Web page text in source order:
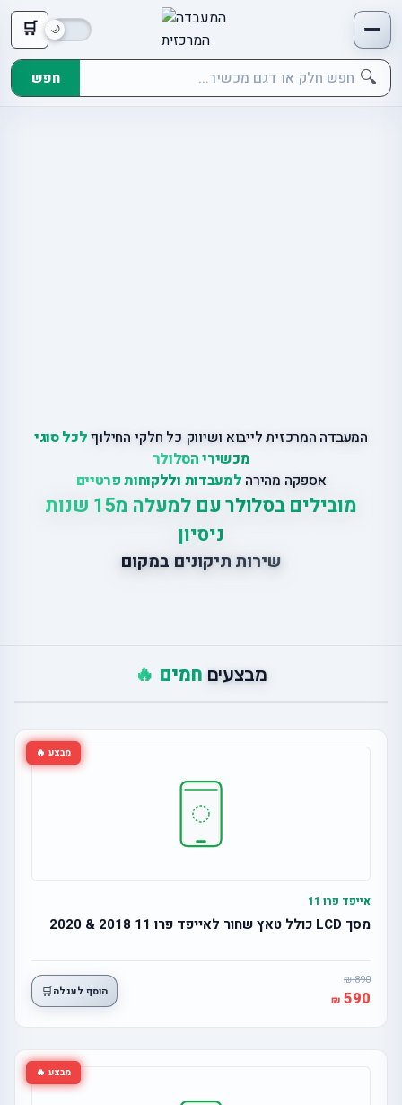
🛒
🔍 חפש
המעבדה המרכזית לייבוא ושיווק כל חלקי החילוףלכל סוגי
מכשירי הסלולר
אספקה מהירה למעבדות וללקוחות פרטיים
מובילים בסלולר עם למעלה מ15 שנות
ניסיון
שירות תיקונים במקום
מבצעים חמים 🔥
מבצע 🔥
אייפד פרו 11
מסך LCD כולל טאץ שחור לאייפד פרו 11 2018 & 2020
890
590 הוסף לעגלה🛒
מבצע 🔥